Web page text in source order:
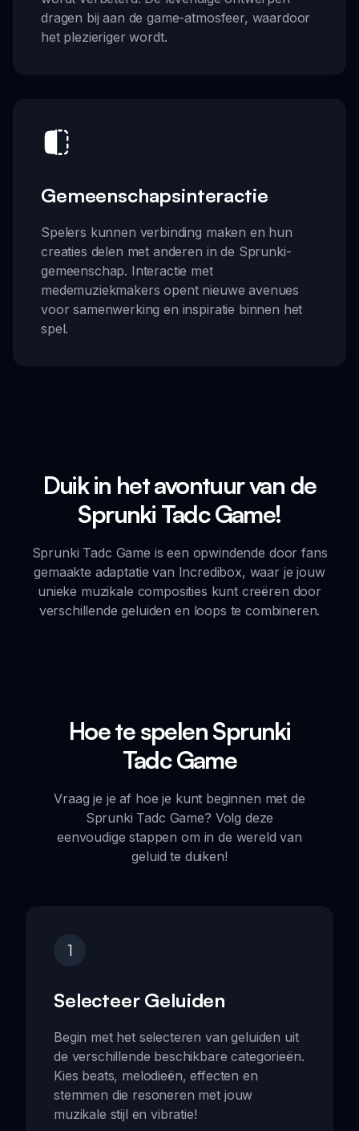
dragen bij aan de game-atmosfeer, waardoor
het plezieriger wordt.
Gemeenschapsinteractie
Spelers kunnen verbinding maken en hun
creaties delen met anderen in de Sprunki-
gemeenschap. Interactie met
medemuziekmakers opent nieuwe avenues
voor samenwerking en inspiratie binnen het
spel.
Duik in het avontuur van de
Sprunki Tadc Game!
Sprunki Tadc Game is een opwindende door fans
gemaakte adaptatie van Incredibox, waar je jouw
unieke muzikale composities kunt creëren door
verschillende geluiden en loops te combineren.
Hoe te spelen Sprunki
Tadc Game
Vraag je je af hoe je kunt beginnen met de
Sprunki Tadc Game? Volg deze
eenvoudige stappen om in de wereld van
geluid te duiken!
1
Selecteer Geluiden
Begin met het selecteren van geluiden uit
de verschillende beschikbare categorieën.
Kies beats, melodieën, effecten en
stemmen die resoneren met jouw
muzikale stijl en vibratie!